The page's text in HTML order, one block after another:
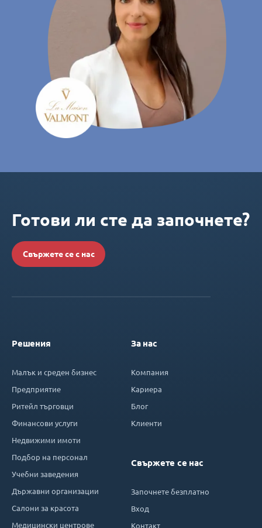
Готови ли сте да започнете?
Свържете се с нас
Решения
Малък и среден бизнес
Предприятие
Ритейл търговци
Финансови услуги
Недвижими имоти
Подбор на персонал
Учебни заведения
Държавни организации
Салони за красота
Медицински центрове
За нас
Компания
Кариера
Блог
Клиенти
Свържете се нас
Започнете безплатно
Вход
Контакт